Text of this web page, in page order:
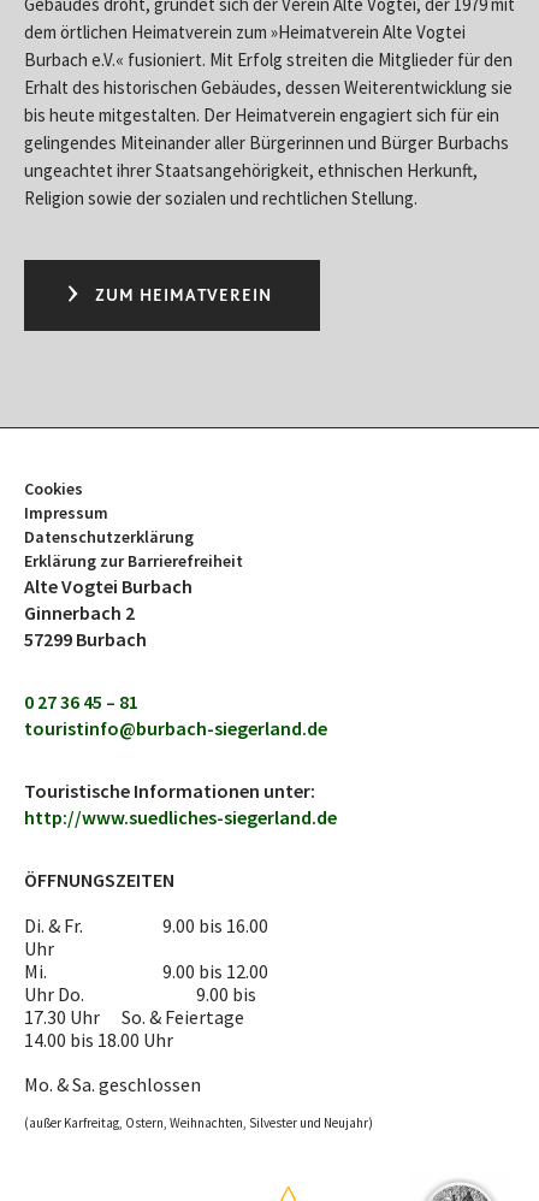
dem örtlichen Heimatverein zum »Heimatverein Alte Vogtei
Burbach e.V.« fusioniert. Mit Erfolg streiten die Mitglieder für den
Erhalt des historischen Gebäudes, dessen Weiterentwicklung sie
bis heute mitgestalten. Der Heimatverein engagiert sich für ein
gelingendes Miteinander aller Bürgerinnen und Bürger Burbachs
ungeachtet ihrer Staatsangehörigkeit, ethnischen Her­­kunft,
Religion sowie der sozialen und rechtlichen Stellung.
ZUM HEIMATVEREIN
Cookies
Impressum
Datenschutzerklärung
Erklärung zur Barrierefreiheit
Alte Vogtei Burbach
Ginnerbach 2
57299 Burbach
0 27 36 45 – 81
touristinfo@burbach-siegerland.de
Touristische Informationen unter:
http://www.suedliches-siegerland.de
ÖFFNUNGSZEITEN
Di. & Fr. 9.00 bis 16.00
Uhr
Mi. 9.00 bis 12.00
Uhr Do. 9.00 bis
17.30 Uhr So. & Feiertage
14.00 bis 18.00 Uhr
Mo. & Sa. geschlossen
(außer Karfreitag, Ostern, Weihnachten, Silvester und Neujahr)